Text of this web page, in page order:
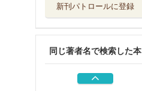
新刊パトロールに登録
同じ著者名で検索した本
７ひきのこうさぎ
どうぶつしんぶん
福音館書店